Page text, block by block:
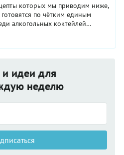
которых мы приводим ниже,
по чётким единым
алкогольных коктейлей
Во-первых, ...
идеи для
неделю